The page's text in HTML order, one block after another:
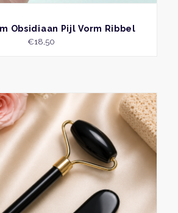
Obsidiaan Pijl Vorm Ribbel
€18,50
Dit
heeft